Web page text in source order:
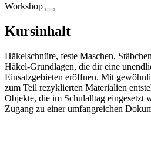
Workshop
Kursinhalt
Häkelschnüre, feste Maschen,
Häkel-Grundlagen, die dir eine
Einsatzgebieten eröffnen. Mit
zum Teil rezyklierten Materialien
Objekte, die im Schulalltag eingesetzt
Zugang zu einer umfangreichen